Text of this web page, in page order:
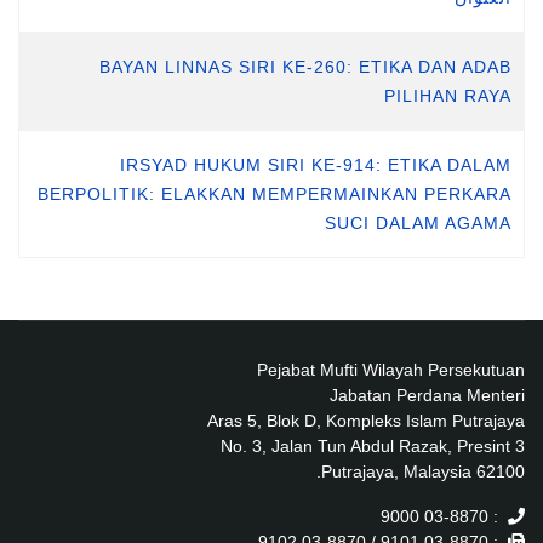
BAYAN LINNAS SIRI KE-260: ETIKA DAN ADAB
PILIHAN RAYA
IRSYAD HUKUM SIRI KE-914: ETIKA DALAM
BERPOLITIK: ELAKKAN MEMPERMAINKAN PERKARA
SUCI DALAM AGAMA
Pejabat Mufti Wilayah Persekutuan
Jabatan Perdana Menteri
Aras 5, Blok D, Kompleks Islam Putrajaya
No. 3, Jalan Tun Abdul Razak, Presint 3
62100 Putrajaya, Malaysia.
: 03-8870 9000